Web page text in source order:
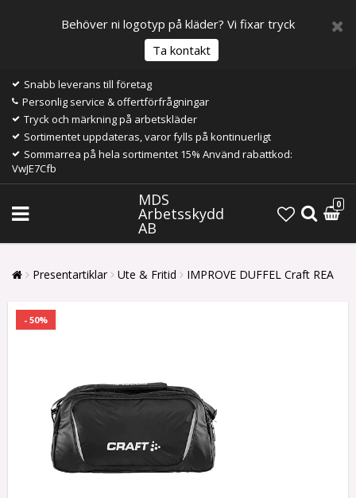
Behöver ni logotyp på kläder? Vi fixar tryck
Ta kontakt
Snabb leverans till företag
Personlig service & offertförfrågningar
Tryck och märkning på arbetskläder
Sortimentet uppdateras, varor fylls på kontinuerligt
Sommarrea på hela sortimentet 15% Använd rabattkod:
VwJE7Cfb
MDS
Arbetsskydd
AB
0
Presentartiklar Ute & Fritid IMPROVE DUFFEL Craft REA
- 50%